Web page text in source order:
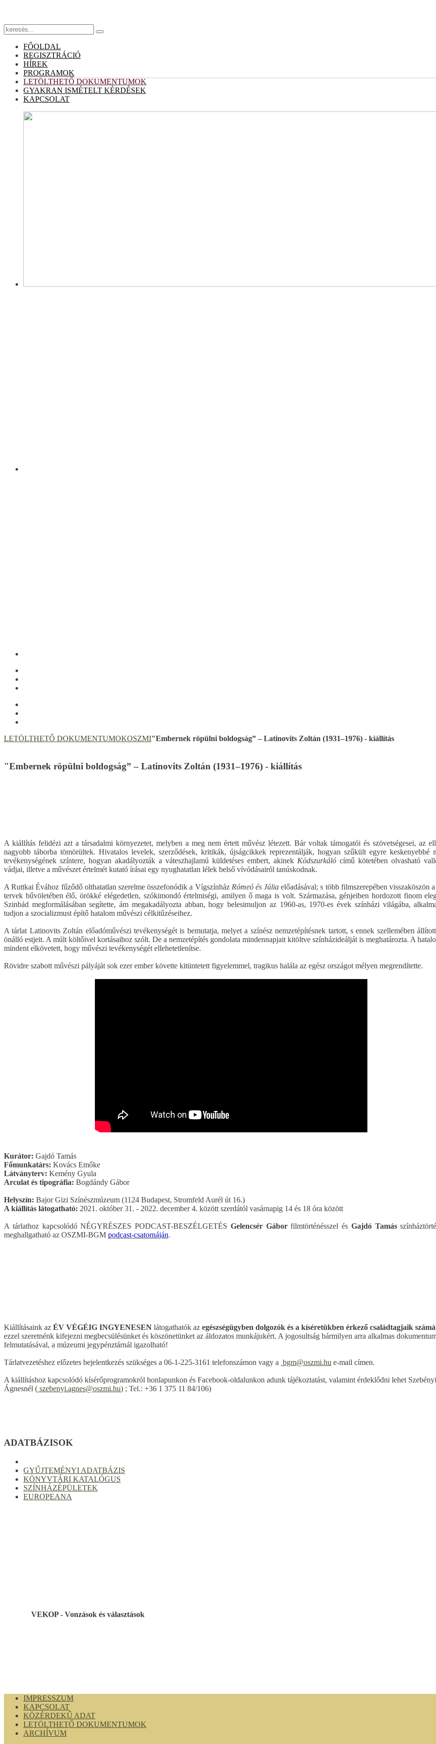
FŐOLDAL
REGISZTRÁCIÓ
HÍREK
PROGRAMOK
LETÖLTHETŐ DOKUMENTUMOK
GYAKRAN ISMÉTELT KÉRDÉSEK
KAPCSOLAT
LETÖLTHETŐ DOKUMENTUMOKOSZMI"Embernek röpülni boldogság” – Latinovits Zoltán (1931–1976) - kiállítás
"Embernek röpülni boldogság” – Latinovits Zoltán (1931–1976) - kiállítás
A kiállítás felidézi azt a társadalmi környezetet, melyben a meg nem értett művész létezett. Bár voltak támogatói és szövetségesei, az
nagyobb táborba tömörültek. Hivatalos levelek, szerződések, kritikák, újságcikkek reprezentálják, hogyan szűkült egyre keskenyebbé
tevékenységének színtere, hogyan akadályozták a váteszhajlamú küldetéses embert, akinekKödszurkáló című kötetében olvasható
vádjai, illetve a művészet értelmét kutató írásai egy nyughatatlan lélek belső vívódásairól tanúskodnak.
A Ruttkai Évához fűződő olthatatlan szerelme összefonódik a Vígszínház Rómeó és Júlia előadásával; s több filmszerepében visszaköszön
tervek bűvöletében élő, örökké elégedetlen, szókimondó értelmiségi, amilyen ő maga is volt. Származása, génjeiben hordozott finom
Szinbád megformálásában segítette, ám megakadályozta abban, hogy belesimuljon az 1960-as, 1970-es évek színházi világába,
tudjon a szocializmust építő hatalom művészi célkitűzéseihez.
A tárlat Latinovits Zoltán előadóművészi tevékenységét is bemutatja, melyet a színész nemzetépítésnek tartott, s ennek szellemében
önálló estjeit. A múlt költőivel kortásaihoz szólt. De a nemzetépítés gondolata mindennapjait kitöltve színházideálját is meghatározta. A
mindent elkövetett, hogy művészi tevékenységét ellehetetlenítse.
Rövidre szabott művészi pályáját sok ezer ember követte kitüntetett figyelemmel, tragikus halála az egész országot mélyen megrendítette.
Kurátor: Gajdó Tamás
Főmunkatárs: Kovács Emőke
Látványterv: Kemény Gyula
Arculat és tipográfia: Bogdándy Gábor
Helyszín: Bajor Gizi Színészmúzeum (1124 Budapest, Stromfeld Aurél út 16.)
A kiállítás látogatható: 2021. október 31. - 2022. december 4. között szerdától vasárnapig 14 és 18 óra között
A tárlathoz kapcsolódó NÉGYRÉSZES PODCAST-BESZÉLGETÉS Gelencsér Gáborfilmtörténésszel és Gajdó Tamás
meghallgatható az OSZMI-BGM podcast-csatornáján.
Kiállításaink az ÉV VÉGÉIG INGYENESEN látogathatók az egészségügyben dolgozók és a kíséretükben érkező családtagjaik
ezzel szeretnénk kifejezni megbecsülésünket és köszönetünket az áldozatos munkájukért. A jogosultság bármilyen arra alkalmas
felmutatásával, a múzeumi jegypénztárnál igazolható!
Tárlatvezetéshez előzetes bejelentkezés szükséges a 06-1-225-3161 telefonszámon vagy a bgm@oszmi.hu e-mail címen.
A kiállításhoz kapcsolódó kísérőprogramokról honlapunkon és Facebook-oldalunkon adunk tájékoztatást, valamint érdeklődni lehet Szebényi
Ágnesnél ( szebenyi.agnes@oszmi.hu) ; Tel.: +36 1 375 11 84/106)
ADATBÁZISOK
GYŰJTEMÉNYI ADATBÁZIS
KÖNYVTÁRI KATALÓGUS
SZÍNHÁZÉPÜLETEK
EUROPEANA
VEKOP - Vonzások és választások
IMPRESSZUM
KAPCSOLAT
KÖZÉRDEKŰ ADAT
LETÖLTHETŐ DOKUMENTUMOK
ARCHÍVUM